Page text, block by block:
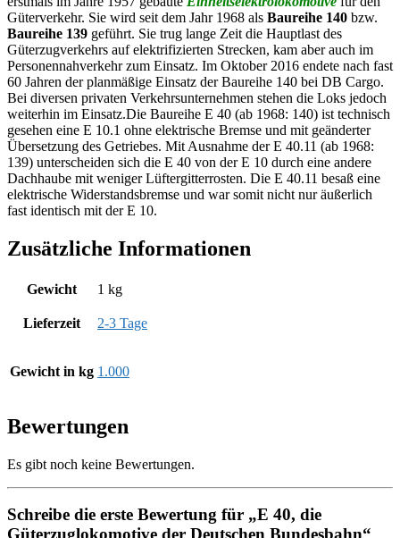
Güterverkehr. Sie wird seit dem Jahr 1968 als Baureihe 140 bzw.
Baureihe 139 geführt. Sie trug lange Zeit die Hauptlast des
Güterzugverkehrs auf elektrifizierten Strecken, kam aber auch im
Personennahverkehr zum Einsatz. Im Oktober 2016 endete nach fast
60 Jahren der planmäßige Einsatz der Baureihe 140 bei DB Cargo.
Bei diversen privaten Verkehrsunternehmen stehen die Loks jedoch
weiterhin im Einsatz.Die Baureihe E 40 (ab 1968: 140) ist technisch
gesehen eine E 10.1 ohne elektrische Bremse und mit geänderter
Übersetzung des Getriebes. Mit Ausnahme der E 40.11 (ab 1968:
139) unterscheiden sich die E 40 von der E 10 durch eine andere
Dachhaube mit weniger Lüftergitterrosten. Die E 40.11 besaß eine
elektrische Widerstandsbremse und war somit nicht nur äußerlich
fast identisch mit der E 10.
Zusätzliche Informationen
Gewicht 1 kg
Lieferzeit 2-3 Tage
Gewicht in kg 1.000
Bewertungen
Es gibt noch keine Bewertungen.
Schreibe die erste Bewertung für „E 40, die